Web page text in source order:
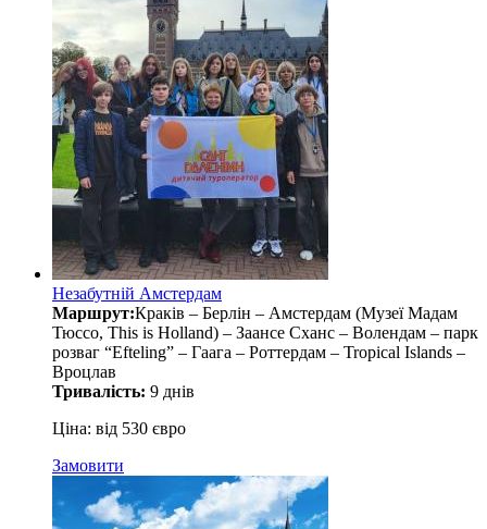
Незабутній Амстердам
Маршрут:Краків – Берлін – Амстердам (Музеї Мадам
Тюссо, This is Holland) – Заансе Сханс – Волендам – парк
розваг “Efteling” – Гаага – Роттердам – Tropical Islands –
Вроцлав
Тривалість: 9 днів
Ціна: від 530 євро
Замовити